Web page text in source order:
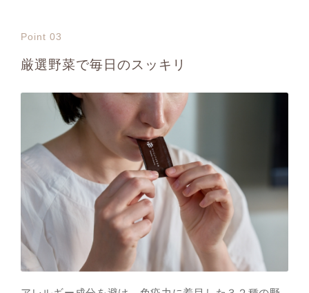
Point 03
厳選野菜で毎日のスッキリ